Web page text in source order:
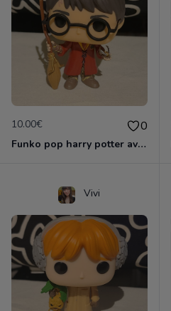
10.00€ 0
Funko pop harry potter avec vif d'or et Nimbus 2000
Vivi